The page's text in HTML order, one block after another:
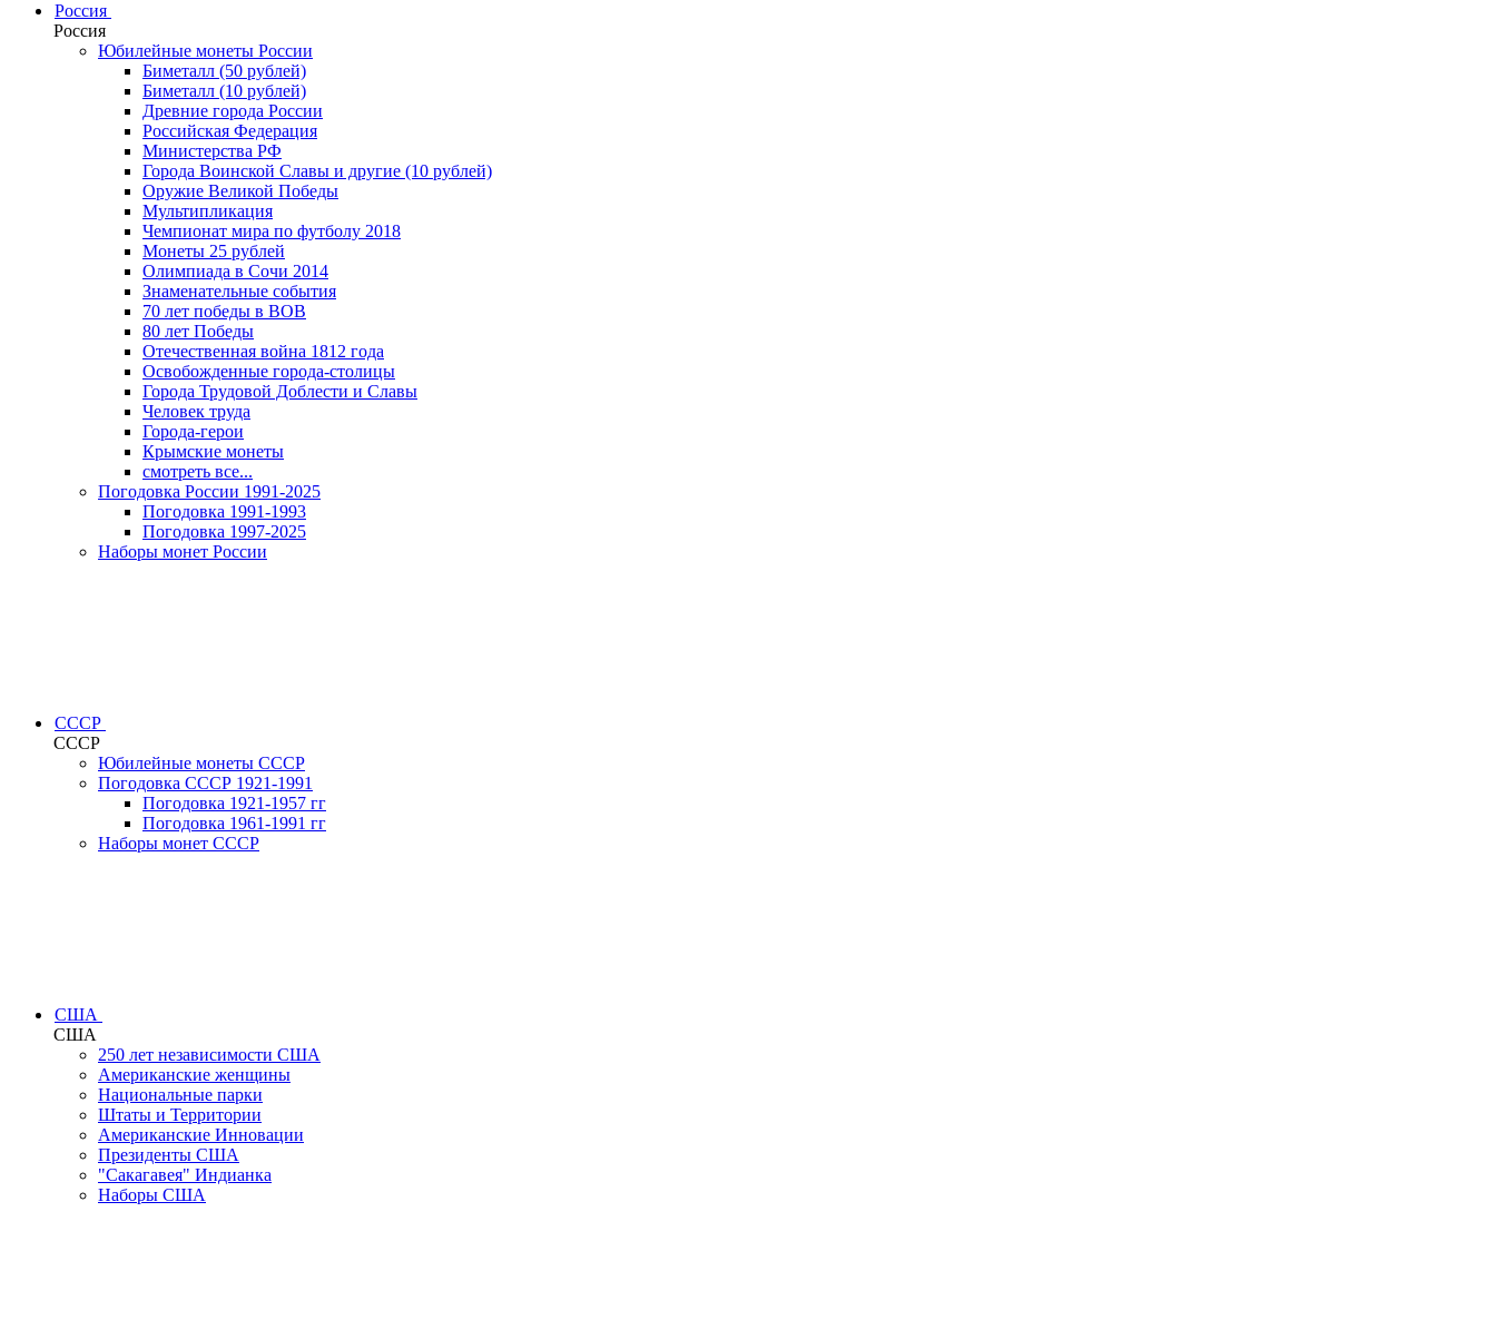
Россия
Россия
Юбилейные монеты России
Биметалл (50 рублей)
Биметалл (10 рублей)
Древние города России
Российская Федерация
Министерства РФ
Города Воинской Славы и другие (10 рублей)
Оружие Великой Победы
Мультипликация
Чемпионат мира по футболу 2018
Монеты 25 рублей
Олимпиада в Сочи 2014
Знаменательные события
70 лет победы в ВОВ
80 лет Победы
Отечественная война 1812 года
Освобожденные города-столицы
Города Трудовой Доблести и Славы
Человек труда
Города-герои
Крымские монеты
смотреть все...
Погодовка России 1991-2025
Погодовка 1991-1993
Погодовка 1997-2025
Наборы монет России
СССР
СССР
Юбилейные монеты СССР
Погодовка СССР 1921-1991
Погодовка 1921-1957 гг
Погодовка 1961-1991 гг
Наборы монет СССР
США
США
250 лет независимости США
Американские женщины
Национальные парки
Штаты и Территории
Американские Инновации
Президенты США
"Сакагавея" Индианка
Наборы США